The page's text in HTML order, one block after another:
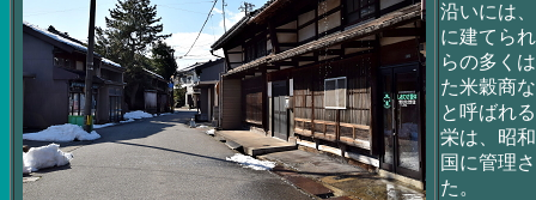
沿いには
に建てら
らの多く
た米穀商
と呼ばれ
栄は、昭
国に管理
た。